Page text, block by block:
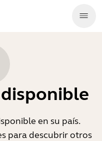
en su país.
para descubrir otros